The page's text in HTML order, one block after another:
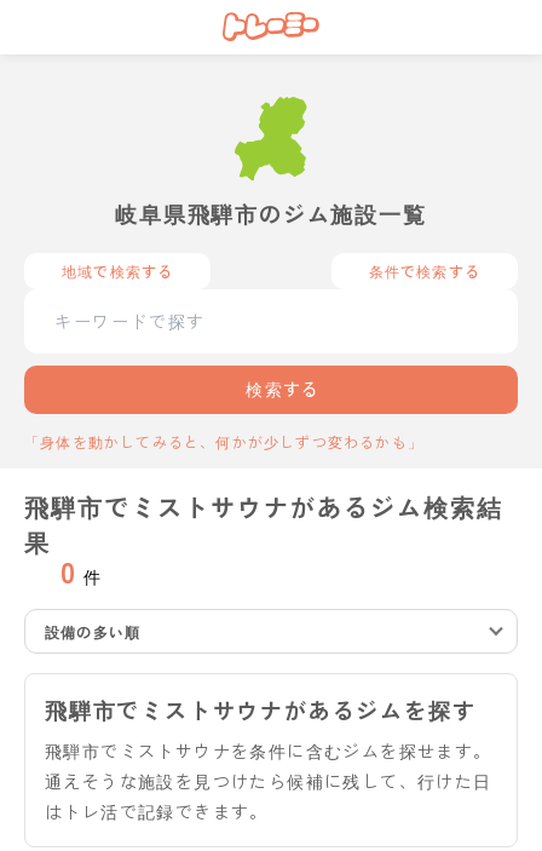
岐阜県飛騨市のジム施設一覧
地域で検索する 条件で検索する
検索する
「身体を動かしてみると、何かが少しずつ変わるかも」
飛騨市でミストサウナがあるジム検索結
果
0 件
設備の多い順
飛騨市でミストサウナがあるジムを探す
飛騨市でミストサウナを条件に含むジムを探せます。
通えそうな施設を見つけたら候補に残して、行けた日
はトレ活で記録できます。